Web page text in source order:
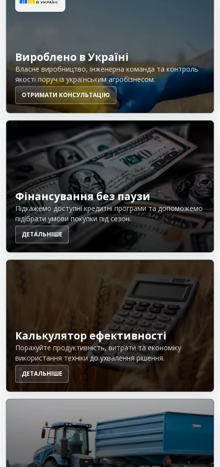
Вироблено в Україні
Власне виробництво, інженерна команда та контроль
якості поруч із українським агробізнесом.
ОТРИМАТИ КОНСУЛЬТАЦІЮ
Фінансування без паузи
Підкажемо доступні кредитні програми та допоможемо
підібрати умови покупки під сезон.
ДЕТАЛЬНІШЕ
Калькулятор ефективності
Порахуйте продуктивність, витрати та економіку
використання техніки до ухвалення рішення.
ДЕТАЛЬНІШЕ